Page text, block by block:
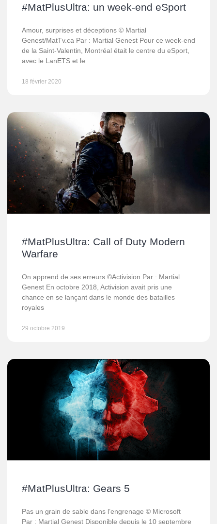
#MatPlusUltra: un week-end eSport
Amour, surprises et déceptions © Martial
Genest/MatTv.ca Par : Martial Genest Pour ce week-end
de la Saint-Valentin, Montréal était le centre du eSport,
avec le LanETS et le
18 février 2020
#MatPlusUltra: Call of Duty Modern
Warfare
On apprend de ses erreurs ©Activision Par : Martial
Genest En octobre 2018, Activision avait pris une
chance en se lançant dans le monde des batailles
royales
29 octobre 2019
#MatPlusUltra: Gears 5
Pas un grain de sable dans l’engrenage © Microsoft
Par : Martial Genest Disponible depuis le 10 septembre